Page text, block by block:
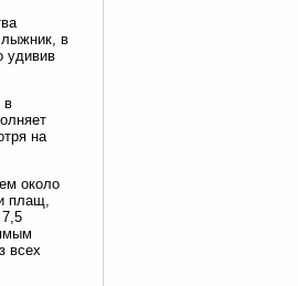
в
удивив
в
на
около
плащ,
всех